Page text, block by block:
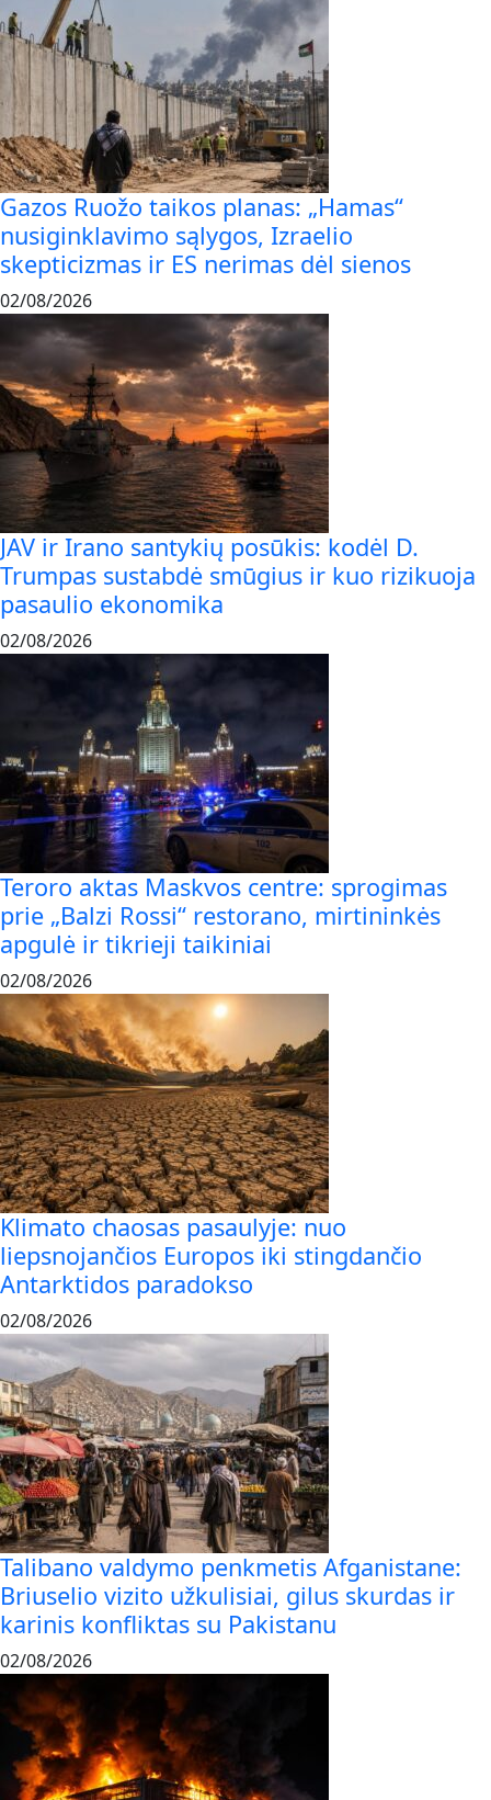
Gazos Ruožo taikos planas: „Hamas“
nusiginklavimo sąlygos, Izraelio
skepticizmas ir ES nerimas dėl sienos
02/08/2026
JAV ir Irano santykių posūkis: kodėl D.
Trumpas sustabdė smūgius ir kuo rizikuoja
pasaulio ekonomika
02/08/2026
Teroro aktas Maskvos centre: sprogimas
prie „Balzi Rossi“ restorano, mirtininkės
apgulė ir tikrieji taikiniai
02/08/2026
Klimato chaosas pasaulyje: nuo
liepsnojančios Europos iki stingdančio
Antarktidos paradokso
02/08/2026
Talibano valdymo penkmetis Afganistane:
Briuselio vizito užkulisiai, gilus skurdas ir
karinis konfliktas su Pakistanu
02/08/2026